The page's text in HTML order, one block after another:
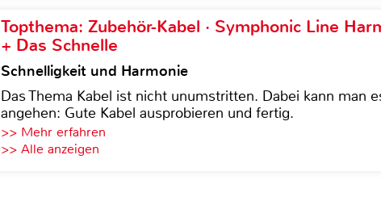
Topthema: Zubehör-Kabel · Symphonic Line
+ Das Schnelle
Schnelligkeit und Harmonie
Das Thema Kabel ist nicht unumstritten. Dabei kann man
angehen: Gute Kabel ausprobieren und fertig.
>> Mehr erfahren
>> Alle anzeigen